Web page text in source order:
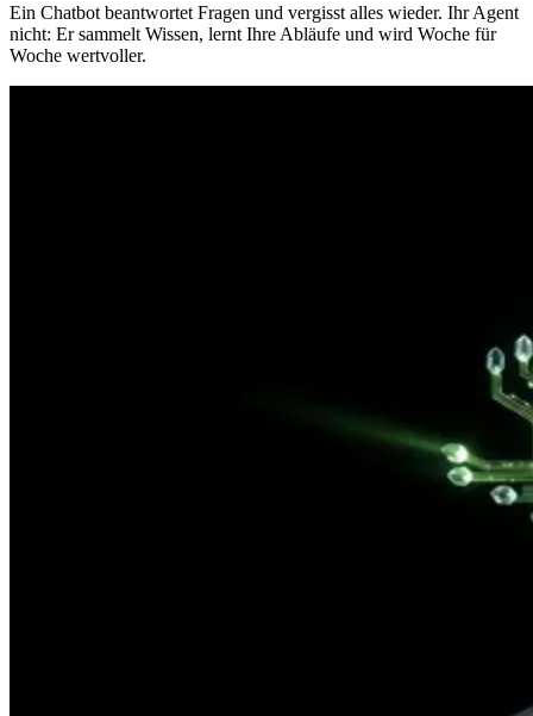
Ein Chatbot beantwortet Fragen und vergisst alles wieder. Ihr Agent
nicht: Er sammelt Wissen, lernt Ihre Abläufe und wird Woche für
Woche wertvoller.